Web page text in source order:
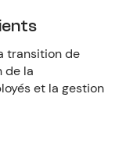
transition de
de la
et la gestion